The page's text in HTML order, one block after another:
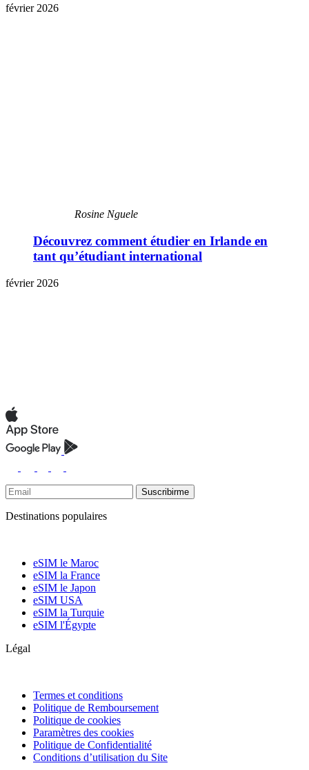
février 2026
Rosine Nguele
Découvrez comment étudier en Irlande en
tant qu’étudiant international
février 2026
Suscribirme
Destinations populaires
eSIM le Maroc
eSIM la France
eSIM le Japon
eSIM USA
eSIM la Turquie
eSIM l'Égypte
Légal
Termes et conditions
Politique de Remboursement
Politique de cookies
Paramètres des cookies
Politique de Confidentialité
Conditions d’utilisation du Site